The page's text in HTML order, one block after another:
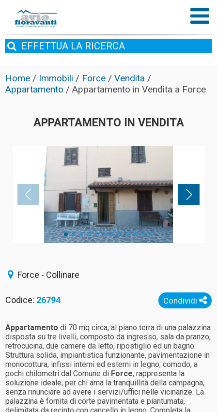
EFFETTUA LA RICERCA
Home / Immobili / Force /Vendita /
Appartamento /Appartamento in Vendita a Force
APPARTAMENTO IN VENDITA
Force - Collinare
Condividi
Codice: 26794
Appartamento di 70 mq circa, al piano terra di una palazzina
disposta su tre livelli, composto da ingresso, sala da pranzo,
retrocucina, due camere da letto, ripostiglio ed un bagno.
Struttura solida, impiantistica funzionante, pavimentazione in
monocottura, infissi interni ed esterni in legno; comodo, a
pochi chilometri dal Comune di Force, rappresenta la
soluzione ideale, per chi ama la tranquillità della campagna,
senza rinunciare ad avere i servizi/uffici nelle vicinanze. La
palazzina è fornita di corte pavimentata e piantumata,